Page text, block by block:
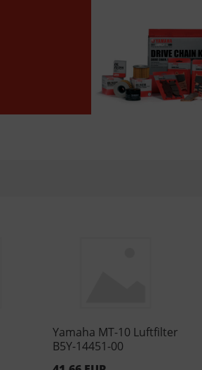
Yamaha MT-10 Luftfilter
B5Y-14451-00